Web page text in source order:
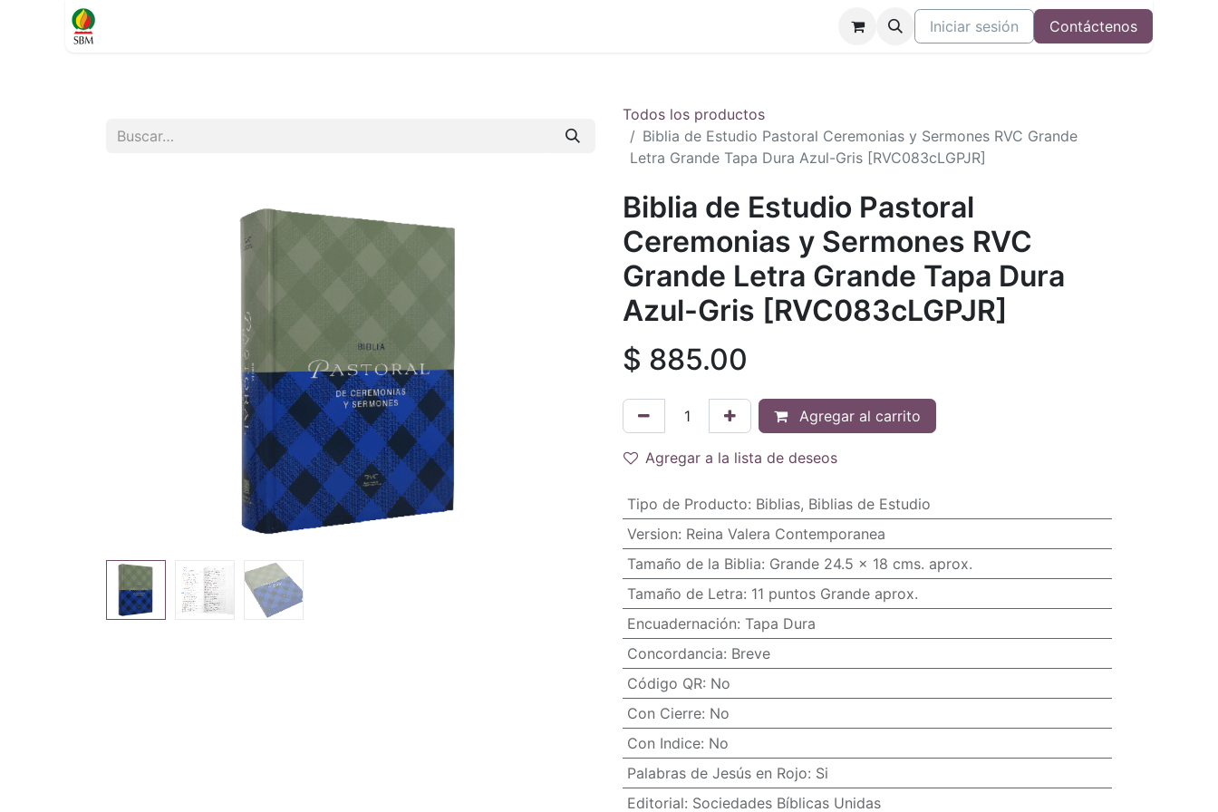
Iniciar sesión Contáctenos
Todos los productos
Biblia de Estudio Pastoral Ceremonias y Sermones RVC Grande
Letra Grande Tapa Dura Azul-Gris [RVC083cLGPJR]
Biblia de Estudio Pastoral
Ceremonias y Sermones RVC
Grande Letra Grande Tapa Dura
Azul-Gris [RVC083cLGPJR]
$ 885.00
Agregar al carrito
Agregar a la lista de deseos
Tipo de Producto: Biblias, Biblias de Estudio
Version: Reina Valera Contemporanea
Tamaño de la Biblia: Grande 24.5 x 18 cms. aprox.
Tamaño de Letra: 11 puntos Grande aprox.
Encuadernación: Tapa Dura
Concordancia: Breve
Código QR: No
Con Cierre: No
Con Indice: No
Palabras de Jesús en Rojo: Si
Editorial: Sociedades Bíblicas Unidas